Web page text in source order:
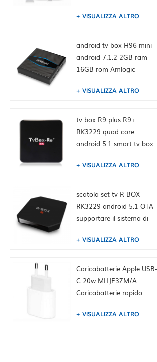
Quad-core Cortex-A7, 1
TikTok
VISUALIZZA ALTRO
android tv box H96 mini
android 7.1.2 2GB ram
16GB rom Amlogic
VISUALIZZA ALTRO
tv box R9 plus R9+
RK3229 quad core
android 5.1 smart tv box
VISUALIZZA ALTRO
scatola set tv R-BOX
RK3229 android 5.1 OTA
supportare il sistema di
VISUALIZZA ALTRO
Caricabatterie Apple USB-
C 20w MHJE3ZM/A
Caricabatterie rapido
VISUALIZZA ALTRO